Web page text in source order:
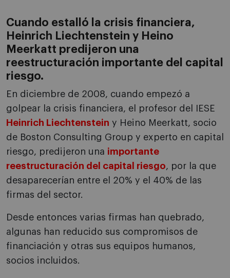
Cuando estalló la crisis financiera,
Heinrich Liechtenstein y Heino
Meerkatt predijeron una
reestructuración importante del capital
riesgo.
En diciembre de 2008, cuando empezó a
golpear la crisis financiera, el profesor del IESE
Heinrich Liechtenstein y Heino Meerkatt, socio
de Boston Consulting Group y experto en capital
riesgo, predijeron una importante
reestructuración del capital riesgo, por la que
desaparecerían entre el 20% y el 40% de las
firmas del sector.
Desde entonces varias firmas han quebrado,
algunas han reducido sus compromisos de
financiación y otras sus equipos humanos,
socios incluidos.